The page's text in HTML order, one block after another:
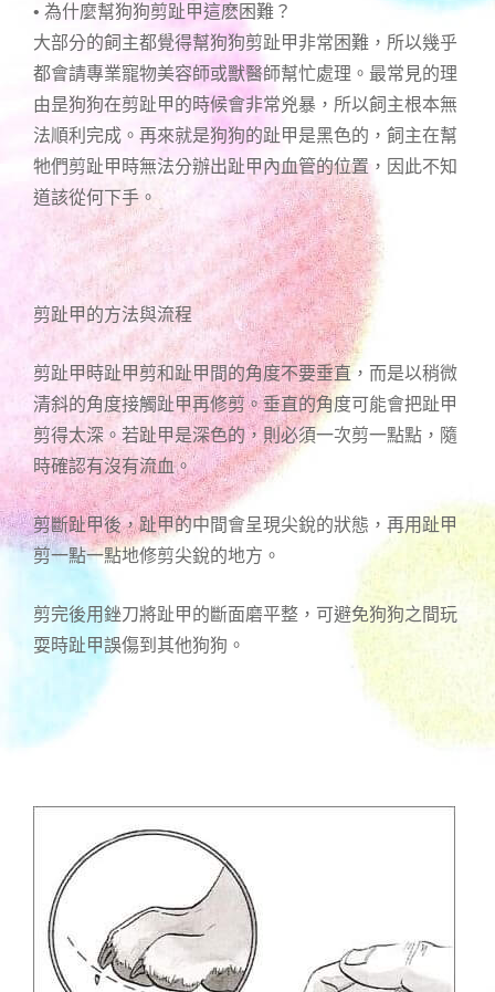
• 為什麼幫狗狗剪趾甲這麽困難？
大部分的飼主都覺得幫狗狗剪趾甲非常困難，所以幾乎
都會請專業寵物美容師或獸醫師幫忙處理。最常見的理
由昰狗狗在剪趾甲的時候會非常兇暴，所以飼主根本無
法順利完成。再來就是狗狗的趾甲是黑色的，飼主在幫
牠們剪趾甲時無法分辦出趾甲內血管的位置，因此不知
道該從何下手。
剪趾甲的方法與流程
剪趾甲時趾甲剪和趾甲間的角度不要垂直，而是以稍微
清斜的角度接觸趾甲再修剪。垂直的角度可能會把趾甲
剪得太深。若趾甲是深色的，則必須一次剪一點點，隨
時確認有沒有流血。
剪斷趾甲後，趾甲的中間會呈現尖銳的狀態，再用趾甲
剪一點一點地修剪尖銳的地方。
剪完後用銼刀將趾甲的斷面磨平整，可避免狗狗之間玩
耍時趾甲誤傷到其他狗狗。